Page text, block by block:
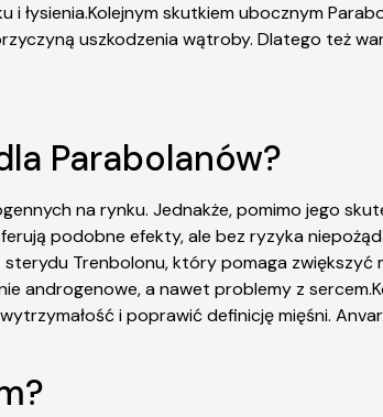
łysienia.Kolejnym skutkiem ubocznym
uszkodzenia wątroby. Dlatego też
Parabolanów?
na rynku. Jednakże, pomimo jego
podobne efekty, ale bez ryzyka
Trenbolonu, który pomaga zwiększyć
androgenowe, a nawet problemy z
i poprawić definicję mięśni.